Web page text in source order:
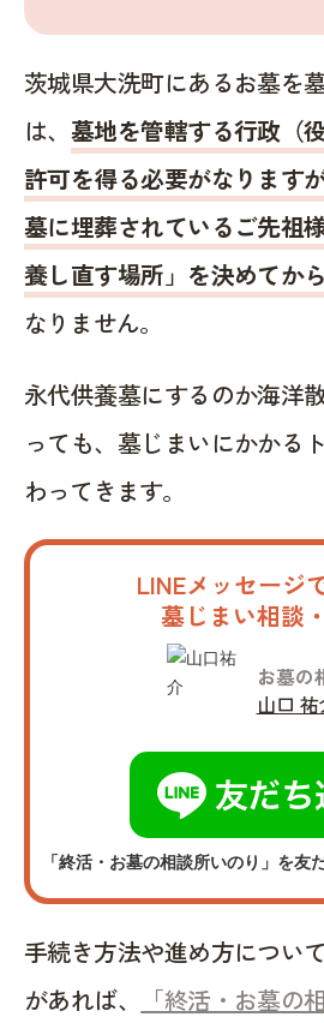
茨城県大洗町にあるお墓を
は、 墓地を管轄する行政（
許可を得る必要がなります
墓に埋葬されているご先祖
養し直す場所」を決めてか
なりません。
永代供養墓にするのか海洋
っても、墓じまいにかかる
わってきます。
LINEメッセージ
墓じまい相談
お墓の
山口
「終活・お墓の相談所いのり」を友
手続き方法や進め方につい
があれば、
「終活・お墓の